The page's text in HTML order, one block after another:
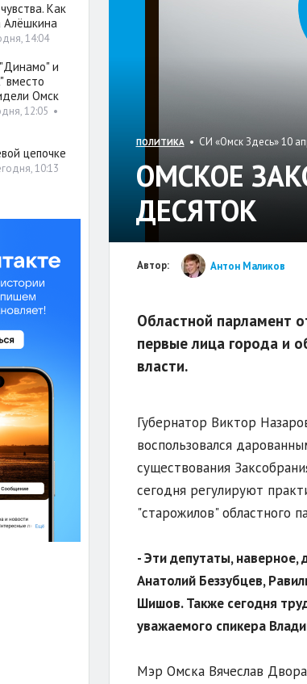
ПОЛИТИКА• СИ «Омск Здесь» 10
ОМСКОЕ
ДЕСЯТОК
Автор: Антон Маликов
Областной парламент
первые лица города и
власти.
Губернатор Виктор
воспользовался
существования
сегодня регулируют
"старожилов" областного
- Эти депутаты, наверное,
Анатолий Беззубцев,
Шишов. Также сегодня
уважаемого спикера
Мэр Омска Вячеслав
Как
Алёшкина
14:04
и
вместо
Омск
12:05 •
цепочке
10:13